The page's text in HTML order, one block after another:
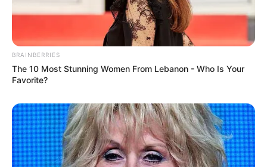
Das Wissen, das die Bauern schon seit Jahrtausenden
bei der Tier- und Pflanzenzucht anwenden, hatte
Charles Darwin 1858 der universitären Welt gelehrt. Die
mussten die Abstammungslehre ja endlich auch mal
lernen.
weitere Kalauer
BRAINBERRIES
The 10 Most Stunning Women From Lebanon - Who Is Your
Favorite?